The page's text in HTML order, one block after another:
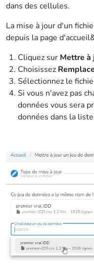
dans des cellules.
La mise à jour d'un
depuis la page
Cliquez sur Mettre à
Choisissez
Sélectionnez le
Si vous n'avez pas
données vous sera
données dans la